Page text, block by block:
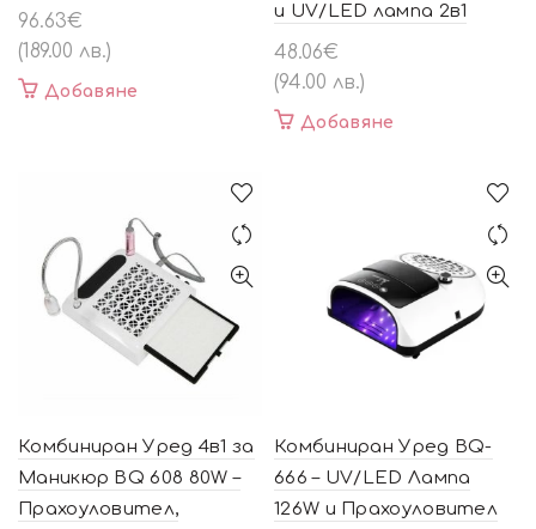
96.63€
(189.00 лв.)
Добавяне
и UV/LED лампа 2в1
48.06€
(94.00 лв.)
Добавяне
Комбиниран Уред 4в1 за
Маникюр BQ 608 80W –
Прахоуловител,
Комбиниран Уред BQ-
666 – UV/LED Лампа
126W и Прахоуловител